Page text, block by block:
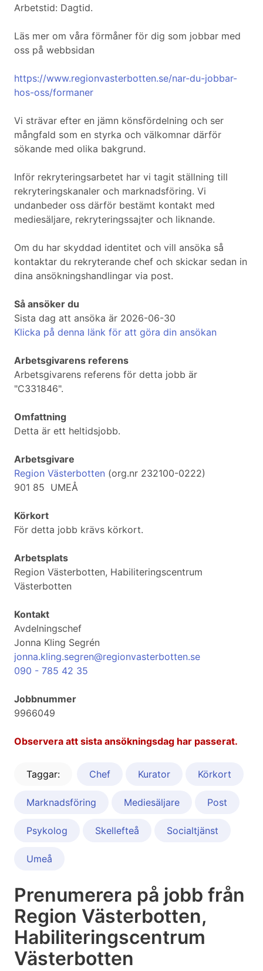
Arbetstid: Dagtid.
Läs mer om våra förmåner för dig som jobbar med
oss på webbsidan
https://www.regionvasterbotten.se/nar-du-jobbar-
hos-oss/formaner
Vi strävar efter en jämn könsfördelning och ser
mångfald som en styrka och välkomnar därför
sökande med olika bakgrund.
Inför rekryteringsarbetet har vi tagit ställning till
rekryteringskanaler och marknadsföring. Vi
undanbeder oss därför bestämt kontakt med
mediesäljare, rekryteringssajter och liknande.
Om du har skyddad identitet och vill ansöka så
kontaktar du rekryterande chef och skickar sedan in
dina ansökningshandlingar via post.
Så ansöker du
Sista dag att ansöka är 2026-06-30
Klicka på denna länk för att göra din ansökan
Arbetsgivarens referens
Arbetsgivarens referens för detta jobb är
"C331846".
Omfattning
Detta är ett heltidsjobb.
Arbetsgivare
Region Västerbotten (org.nr 232100-0222)
901 85 UMEÅ
Körkort
För detta jobb krävs körkort.
Arbetsplats
Region Västerbotten, Habiliteringscentrum
Västerbotten
Kontakt
Avdelningschef
Jonna Kling Segrén
jonna.kling.segren@regionvasterbotten.se
090 - 785 42 35
Jobbnummer
9966049
Observera att sista ansökningsdag har passerat.
Taggar: Chef Kurator Körkort
Marknadsföring Mediesäljare Post
Psykolog Skellefteå Socialtjänst
Umeå
Prenumerera på jobb från
Region Västerbotten,
Habiliteringscentrum
Västerbotten